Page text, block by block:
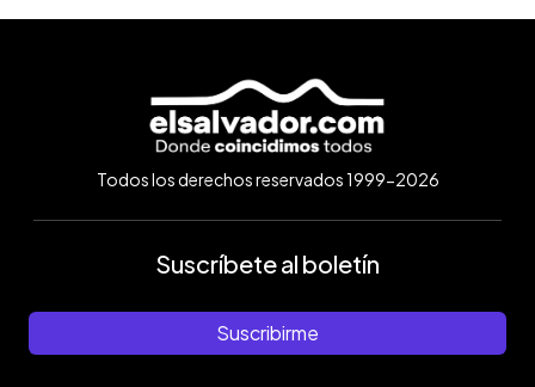
Todos los derechos reservados 1999-2026
Suscríbete al boletín
Suscribirme